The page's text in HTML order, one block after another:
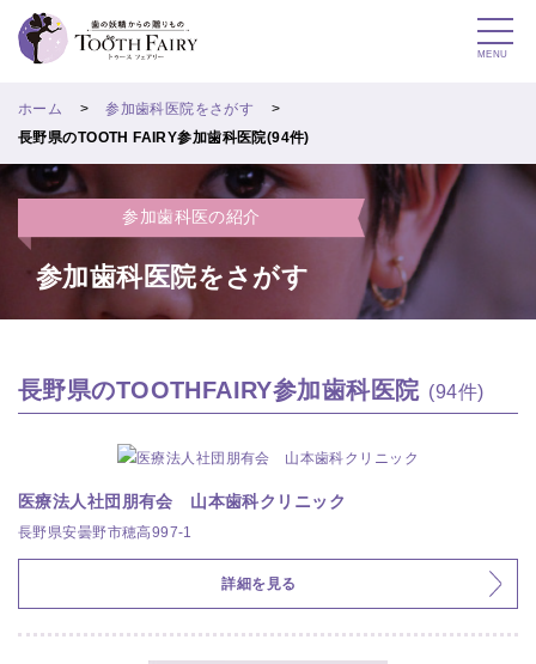
MENU
ホーム
参加歯科医院をさがす
長野県のTOOTH FAIRY参加歯科医院(94件)
参加歯科医の紹介
参加歯科医院をさがす
長野県のTOOTHFAIRY参加歯科医院 (94件)
医療法人社団朋有会 山本歯科クリニック
長野県安曇野市穂高997-1
詳細を見る